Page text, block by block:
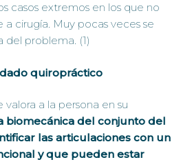
casos extremos en los que no
a cirugía. Muy pocas veces se
del problema. (1)
quiropráctico
valora a la persona en su
biomecánica del conjunto del
las articulaciones con un
y que pueden estar